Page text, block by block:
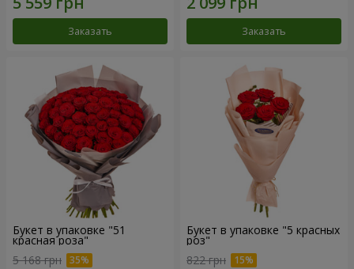
Заказать Заказать
Букет в упаковке "51
красная роза"
5 168 грн
Букет в упаковке "5 красных
роз"
822 грн